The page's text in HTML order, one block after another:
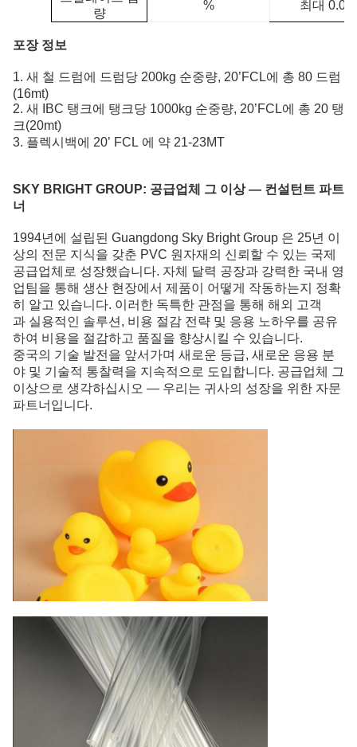
량
% 최대 0.01
포장 정보
1. 새 철 드럼에 드럼당 200kg 순중량, 20’FCL에 총 80 드럼
(16mt)
2. 새 IBC 탱크에 탱크당 1000kg 순중량, 20’FCL에 총 20 탱
크(20mt)
3. 플렉시백에 20’ FCL 에 약 21-23MT
SKY BRIGHT GROUP: 공급업체 그 이상 — 컨설턴트 파트
너
1994년에 설립된 Guangdong Sky Bright Group 은 25년 이
상의 전문 지식을 갖춘 PVC 원자재의 신뢰할 수 있는 국제
공급업체로 성장했습니다. 자체 달력 공장과 강력한 국내 영
업팀을 통해 생산 현장에서 제품이 어떻게 작동하는지 정확
히 알고 있습니다. 이러한 독특한 관점을 통해 해외 고객
과 실용적인 솔루션, 비용 절감 전략 및 응용 노하우를 공유
하여 비용을 절감하고 품질을 향상시킬 수 있습니다.
중국의 기술 발전을 앞서가며 새로운 등급, 새로운 응용 분
야 및 기술적 통찰력을 지속적으로 도입합니다. 공급업체 그
이상으로 생각하십시오 — 우리는 귀사의 성장을 위한 자문
파트너입니다.